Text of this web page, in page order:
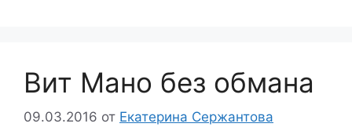
Вит Мано без обмана
09.03.2016 от Екатерина Сержантова